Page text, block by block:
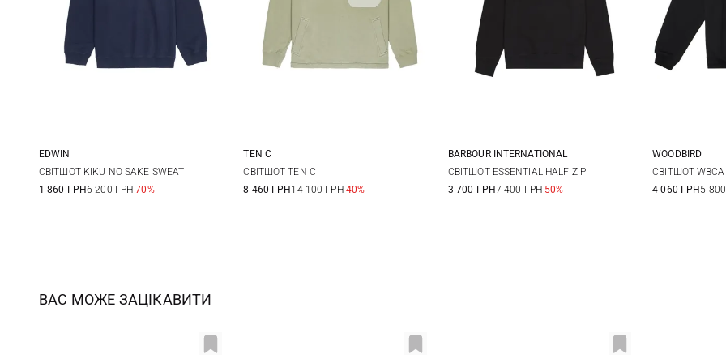
S M L
EDWIN
СВІТШОТ KIKU NO SAKE SWEAT
1 860 ГРН6 200 ГРН-70%
S M
TEN C
СВІТШОТ TEN C
8 460 ГРН14 100 ГРН-40%
M L XL
BARBOUR INTERNATIONAL
СВІТШОТ ESSENTIAL HALF ZIP
3 700 ГРН7 400 ГРН-50%
S
WOODBIRD
СВІТШОТ
4 060 ГРН5
ВАС МОЖЕ ЗАЦІКАВИТИ